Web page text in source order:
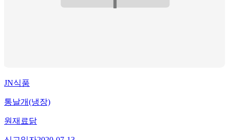
JN식품
통날개(냉장)
원재료닭